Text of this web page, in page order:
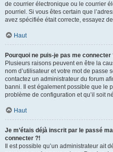
de courrier électronique ou le courrier
pourriel. Si vous êtes certain que
avez spécifiée était correcte, essayez
Haut
Pourquoi ne puis-je pas me connecter
Plusieurs raisons peuvent en être la
nom d’utilisateur et votre mot de passe
contactez un administrateur du forum
banni. Il est également possible que le
problème de configuration et qu’il soit
Haut
Je m’étais déjà inscrit par le passé
connecter ?!
Il est possible qu’un administrateur ait